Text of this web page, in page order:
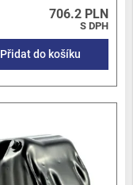
706.2 PLN
S DPH
Přidat do košíku